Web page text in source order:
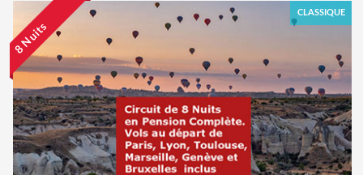
8 Nuits
CLASSIQUE